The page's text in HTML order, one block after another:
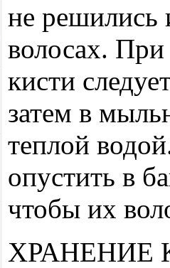
не решились
волосах. При
кисти
затем в
теплой
опустить в
чтобы их
ХРАНЕНИЕ